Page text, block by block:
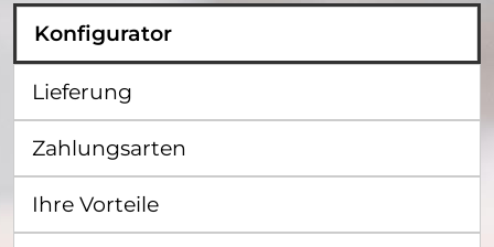
Konfigurator
Lieferung
Zahlungsarten
Ihre Vorteile